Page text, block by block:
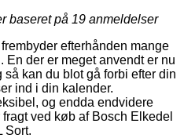
baseret på 19 anmeldelser
efterhånden mange
En der er meget anvendt er nu
kan du blot gå forbi efter din
ind i din kalender.
og endda endvidere
ved køb af Bosch Elkedel
Sort.